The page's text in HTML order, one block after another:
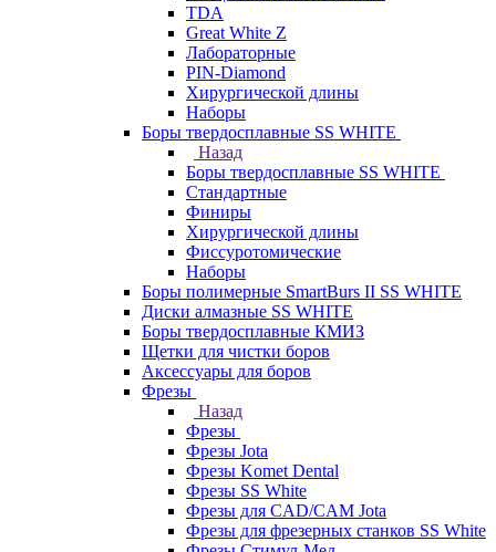
TDA
Great White Z
Лабораторные
PIN-Diamond
Хирургической длины
Наборы
Боры твердосплавные SS WHITE
Назад
Боры твердосплавные SS WHITE
Стандартные
Финиры
Хирургической длины
Фиссуротомические
Наборы
Боры полимерные SmartBurs II SS WHITE
Диски алмазные SS WHITE
Боры твердосплавные КМИЗ
Щетки для чистки боров
Аксессуары для боров
Фрезы
Назад
Фрезы
Фрезы Jota
Фрезы Komet Dental
Фрезы SS White
Фрезы для CAD/CAM Jota
Фрезы для фрезерных станков SS White